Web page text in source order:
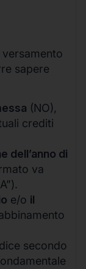
sapere
(NO),
crediti
dell’anno di
va
e/o il
secondo